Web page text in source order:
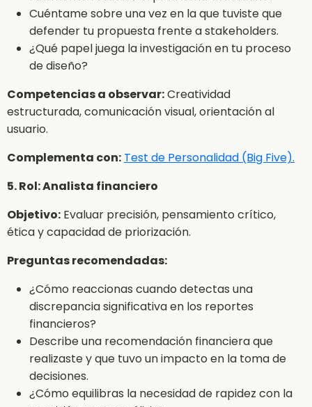
Cuéntame sobre una vez en la que tuviste que
defender tu propuesta frente a stakeholders.
¿Qué papel juega la investigación en tu proceso
de diseño?
Competencias a observar:Creatividad
estructurada, comunicación visual, orientación al
usuario.
Complementa con: Test de Personalidad (Big Five).
5. Rol: Analista financiero
Objetivo: Evaluar precisión, pensamiento crítico,
ética y capacidad de priorización.
Preguntas recomendadas:
¿Cómo reaccionas cuando detectas una
discrepancia significativa en los reportes
financieros?
Describe una recomendación financiera que
realizaste y que tuvo un impacto en la toma de
decisiones.
¿Cómo equilibras la necesidad de rapidez con la